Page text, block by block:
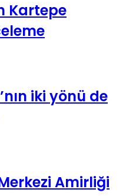
Kartepe
iki yönü de
Amirliği